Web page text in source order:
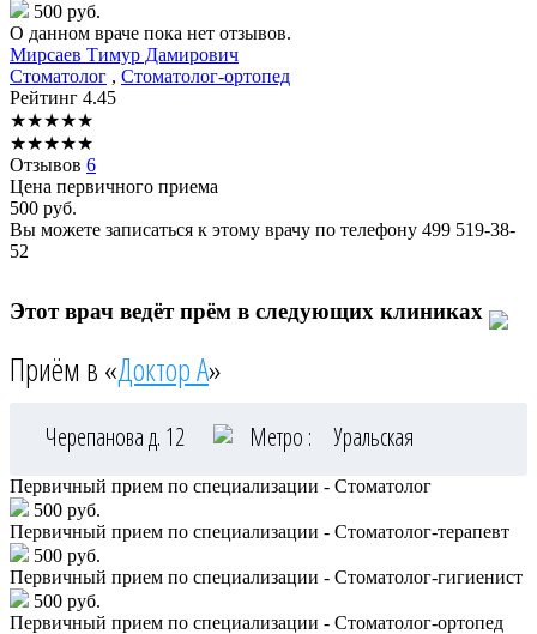
500 руб.
О данном враче пока нет отзывов.
Мирсаев Тимур Дамирович
Стоматолог , Стоматолог-ортопед
Рейтинг 4.45
★★★★★
★★★★★
Отзывов 6
Цена первичного приема
500 руб.
Вы можете записаться к этому врачу по телефону 499 519-38-
52
Этот врач ведёт прём в следующих клиниках
Приём в «Доктор А»
Черепанова д. 12 Метро : Уральская
Первичный прием по специализации - Стоматолог
500 руб.
Первичный прием по специализации - Стоматолог-терапевт
500 руб.
Первичный прием по специализации - Стоматолог-гигиенист
500 руб.
Первичный прием по специализации - Стоматолог-ортопед